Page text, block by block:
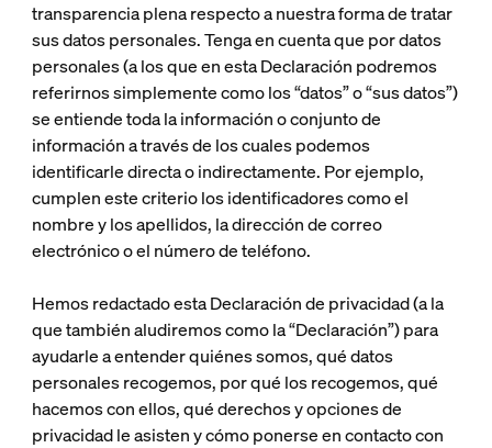
transparencia plena respecto a nuestra forma de tratar
sus datos personales. Tenga en cuenta que por datos
personales (a los que en esta Declaración podremos
referirnos simplemente como los “datos” o “sus datos”)
se entiende toda la información o conjunto de
información a través de los cuales podemos
identificarle directa o indirectamente. Por ejemplo,
cumplen este criterio los identificadores como el
nombre y los apellidos, la dirección de correo
electrónico o el número de teléfono.
Hemos redactado esta Declaración de privacidad (a la
que también aludiremos como la “Declaración”) para
ayudarle a entender quiénes somos, qué datos
personales recogemos, por qué los recogemos, qué
hacemos con ellos, qué derechos y opciones de
privacidad le asisten y cómo ponerse en contacto con